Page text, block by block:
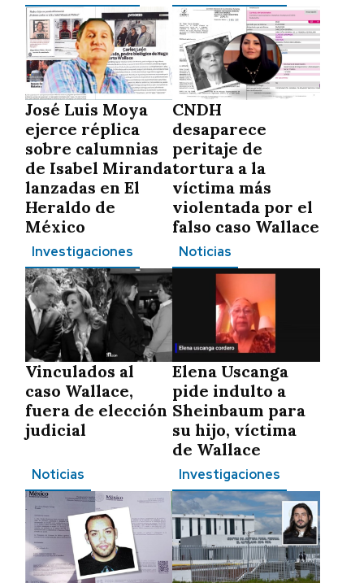
José Luis Moya
ejerce réplica
sobre calumnias
de Isabel Miranda
lanzadas en El
Heraldo de
México
CNDH
desaparece
peritaje de
tortura a la
víctima más
violentada por el
falso caso Wallace
Investigaciones
Vinculados al
caso Wallace,
fuera de elección
judicial
Noticias
Elena Uscanga
pide indulto a
Sheinbaum para
su hijo, víctima
de Wallace
Noticias Investigaciones